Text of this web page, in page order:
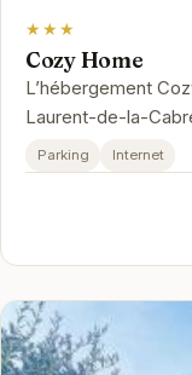
★★★
Cozy Home
L’hébergement
Laurent-de-la-
et 27 km de ces
Parking Internet